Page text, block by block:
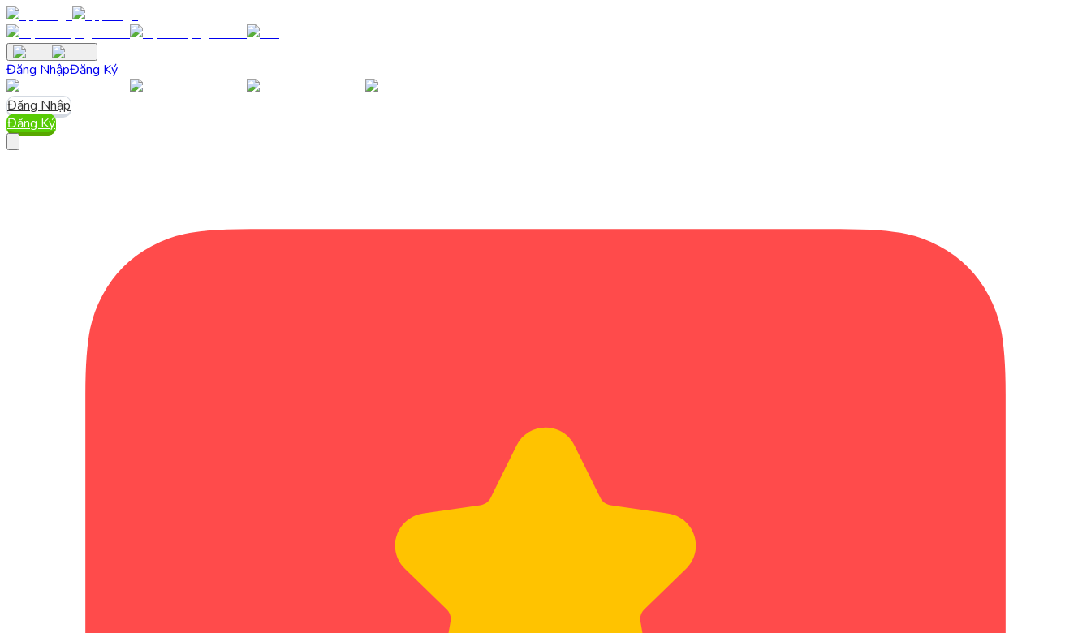
Đăng NhậpĐăng Ký
Đăng Nhập
Đăng Ký